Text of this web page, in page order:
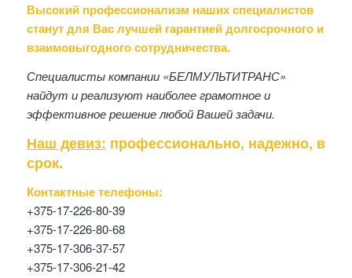
Высокий профессионализм наших специалистов
станут для Вас лучшей гарантией долгосрочного и
взаимовыгодного сотрудничества.
Специалисты компании «БЕЛМУЛЬТИТРАНС»
найдут и реализуют наиболее грамотное и
эффективное решение любой Вашей задачи.
Наш девиз: профессионально, надежно, в
срок.
Контактные телефоны:
+375-17-226-80-39
+375-17-226-80-68
+375-17-306-37-57
+375-17-306-21-42